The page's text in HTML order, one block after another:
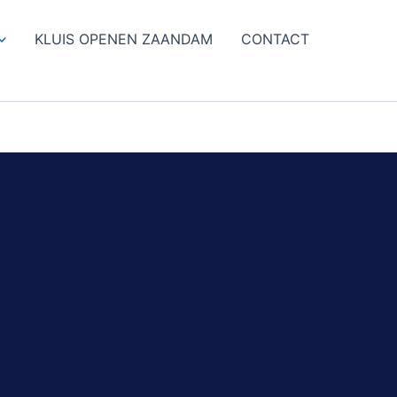
KLUIS OPENEN ZAANDAM
CONTACT